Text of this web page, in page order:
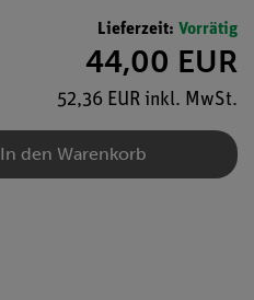
Lieferzeit: Vorrätig
44,00 EUR
52,36 EUR inkl. MwSt.
In den Warenkorb